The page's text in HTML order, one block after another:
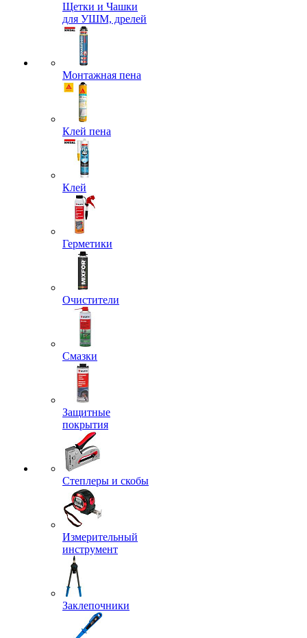
Щетки и Чашки
для УШМ, дрелей
Монтажная пена
Клей пена
Клей
Герметики
Очистители
Смазки
Защитные
покрытия
Степлеры и скобы
Измерительный
инструмент
Заклепочники